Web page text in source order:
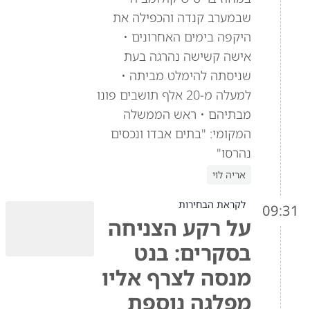
שבמערב קנדה והכפילה את
היקפה בימים האחרונים •
אישה קשישה נהרגה בעת
שניסתה להימלט מביתה •
למעלה מ-20 אלף תושבים פונו
מבתיהם • ראש הממשלה
המקומי: "בתים אבדו ונכסים
נהרסו"
אריה לוי
09:31 לקראת הבחירות
על רקע הצניחה
בסקרים: בנט
מנסה לצרף אליו
מפלגה נוספת